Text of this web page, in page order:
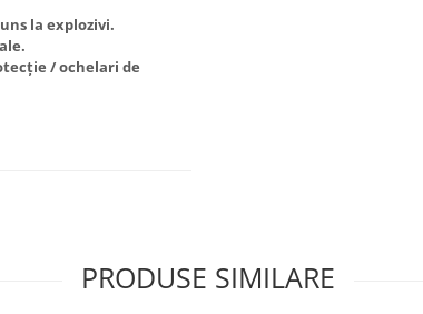
la explozivi.
/ ochelari de
PRODUSE SIMILARE